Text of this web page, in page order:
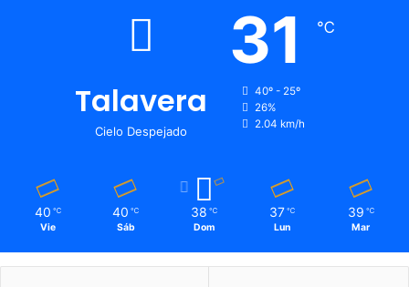
Talavera
Cielo Despejado
31 ℃
40º - 25º
26%
2.04 km/h
40 ℃
Vie
40 ℃
Sáb
38 ℃
Dom
37 ℃
Lun
39 ℃
Mar